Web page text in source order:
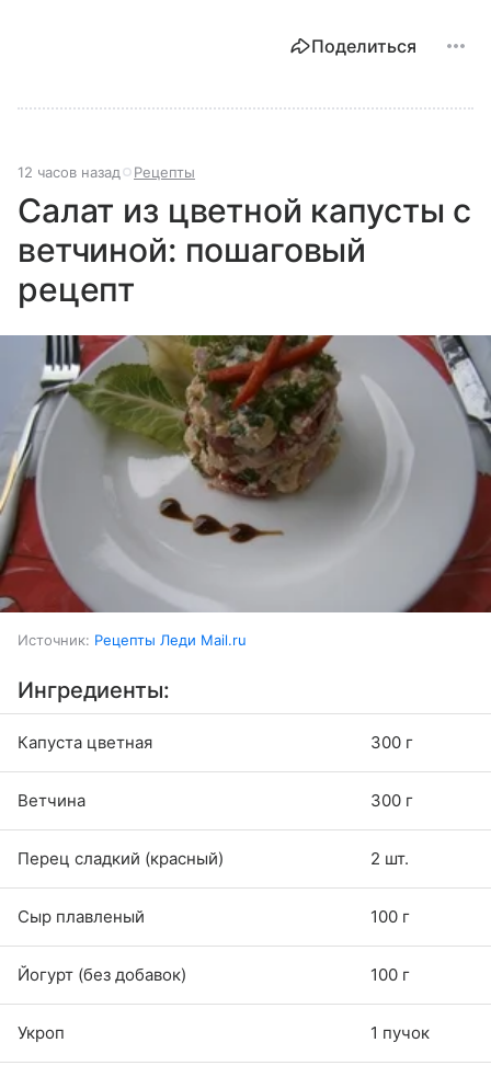
Поделиться
12 часов назад Рецепты
Салат из цветной капусты с
ветчиной: пошаговый
рецепт
Источник: Рецепты Леди Mail.ru
Ингредиенты:
Капуста цветная 300 г
Ветчина 300 г
Перец сладкий (красный) 2 шт.
Сыр плавленый 100 г
Йогурт (без добавок) 100 г
Укроп 1 пучок